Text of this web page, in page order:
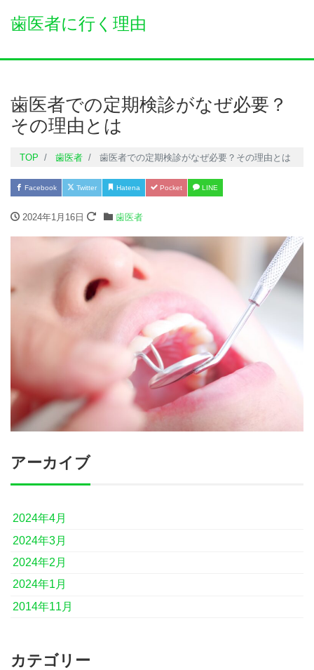
歯医者に行く理由
歯医者での定期検診がなぜ必要？
その理由とは
TOP 歯医者 歯医者での定期検診がなぜ必要？その理由とは
Facebook Twitter Hatena Pocket LINE
2024年1月16日 歯医者
アーカイブ
2024年4月
2024年3月
2024年2月
2024年1月
2014年11月
カテゴリー